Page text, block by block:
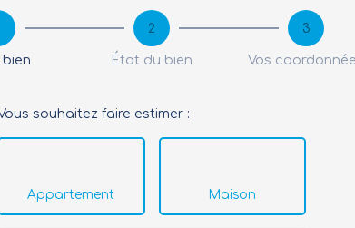
bien
2
État du bien
3
Vos
souhaitez faire estimer :
Appartement Maison